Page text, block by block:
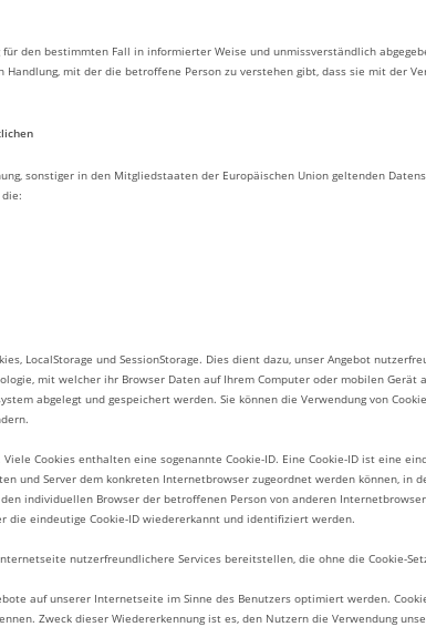
den bestimmten Fall in informierter Weise und unmissverständlich
mit der die betroffene Person zu verstehen gibt, dass sie mit der
sonstiger in den Mitgliedstaaten der Europäischen Union geltenden
LocalStorage und SessionStorage. Dies dient dazu, unser Angebot
mit welcher ihr Browser Daten auf Ihrem Computer oder mobilen Gerät
abgelegt und gespeichert werden. Sie können die Verwendung von
Cookies enthalten eine sogenannte Cookie-ID. Eine Cookie-ID ist eine
und Server dem konkreten Internetbrowser zugeordnet werden können, in
individuellen Browser der betroffenen Person von anderen
eindeutige Cookie-ID wiedererkannt und identifiziert werden.
nutzerfreundlichere Services bereitstellen, die ohne die Cookie-
auf unserer Internetseite im Sinne des Benutzers optimiert werden.
Zweck dieser Wiedererkennung ist es, den Nutzern die Verwendung